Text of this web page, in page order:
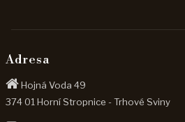
Adresa
Hojná Voda 49
374 01 Horní Stropnice - Trhové Sviny